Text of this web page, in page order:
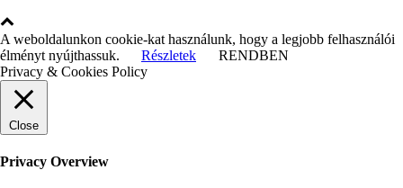
A weboldalunkon cookie-kat használunk, hogy a legjobb felhasználói
élményt nyújthassuk.
Részletek
RENDBEN
Privacy & Cookies Policy
Close
Privacy Overview